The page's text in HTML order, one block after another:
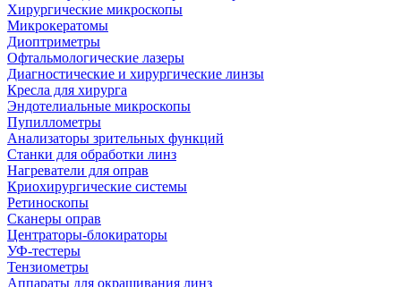
Хирургические микроскопы
Микрокератомы
Диоптриметры
Офтальмологические лазеры
Диагностические и хирургические линзы
Кресла для хирурга
Эндотелиальные микроскопы
Пупиллометры
Анализаторы зрительных функций
Станки для обработки линз
Нагреватели для оправ
Криохирургические системы
Ретиноскопы
Сканеры оправ
Центраторы-блокираторы
УФ-тестеры
Тензиометры
Аппараты для окрашивания линз